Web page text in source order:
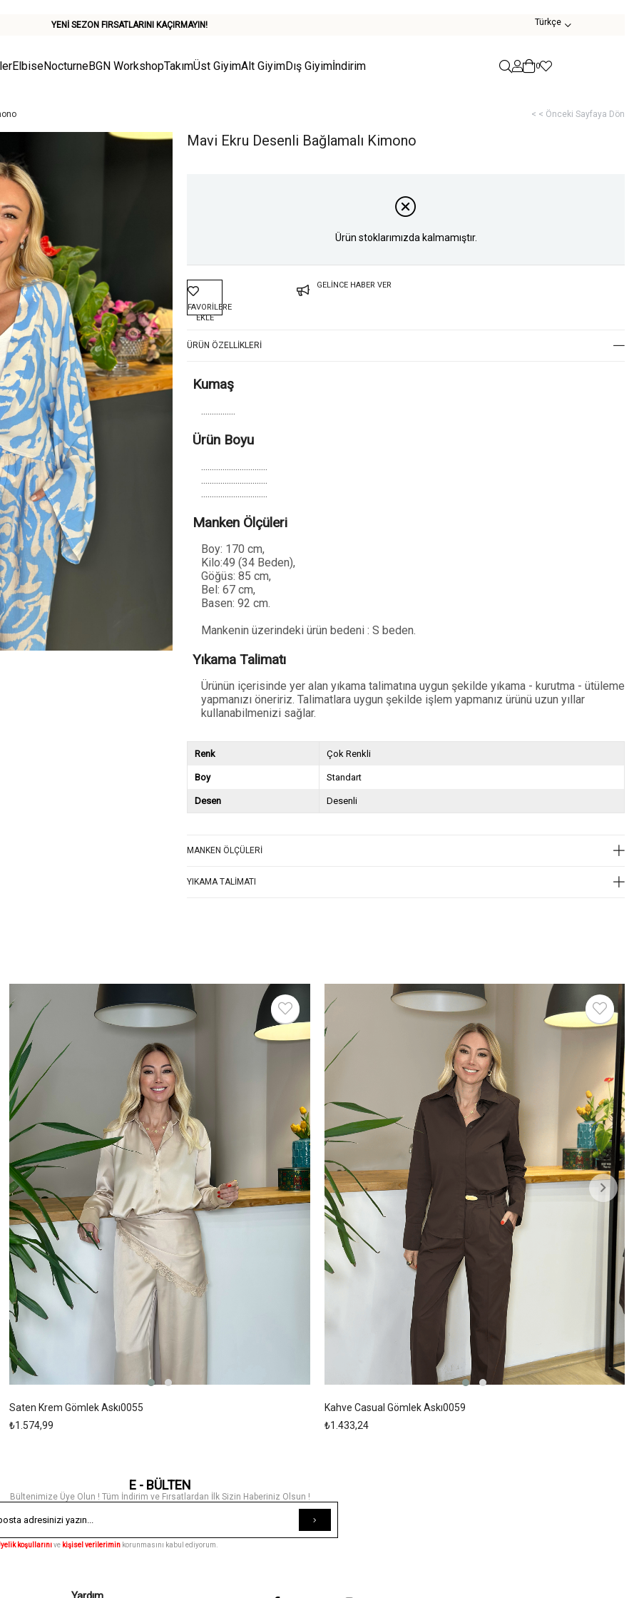
YENİ SEZON FIRSATLARINI KAÇIRMAYIN! Türkçe
ElbiseNocturneBGN WorkshopTakımÜst GiyimAlt GiyimDış Giyimİndirim 0
< < Önceki Sayfaya Dön
Mavi Ekru Desenli Bağlamalı Kimono
Ürün stoklarımızda kalmamıştır.
FAVORILERE
EKLE
GELINCE HABER VER
ÜRÜN ÖZELLIKLERI
Kumaş
................
Ürün Boyu
...............................
...............................
...............................
Manken Ölçüleri
Boy: 170 cm,
Kilo:49 (34 Beden),
Göğüs: 85 cm,
Bel: 67 cm,
Basen: 92 cm.
Mankenin üzerindeki ürün bedeni : S beden.
Yıkama Talimatı
Ürünün içerisinde yer alan yıkama talimatına uygun şekilde yıkama - kurutma - ütüleme
yapmanızı öneririz. Talimatlara uygun şekilde işlem yapmanız ürünü uzun yıllar
kullanabilmenizi sağlar.
Renk Çok Renkli
Boy Standart
Desen Desenli
MANKEN ÖLÇÜLERI
YIKAMA TALIMATI
Saten Krem Gömlek Askı0055
₺1.574,99
Ürün
Kahve Casual Gömlek Askı0059
₺1.433,24
E - BÜLTEN
Bültenimize Üye Olun ! Tüm İndirim ve Fırsatlardan İlk Sizin Haberiniz Olsun !
koşullarınıve kişisel verilerimin korunmasını kabul ediyorum.